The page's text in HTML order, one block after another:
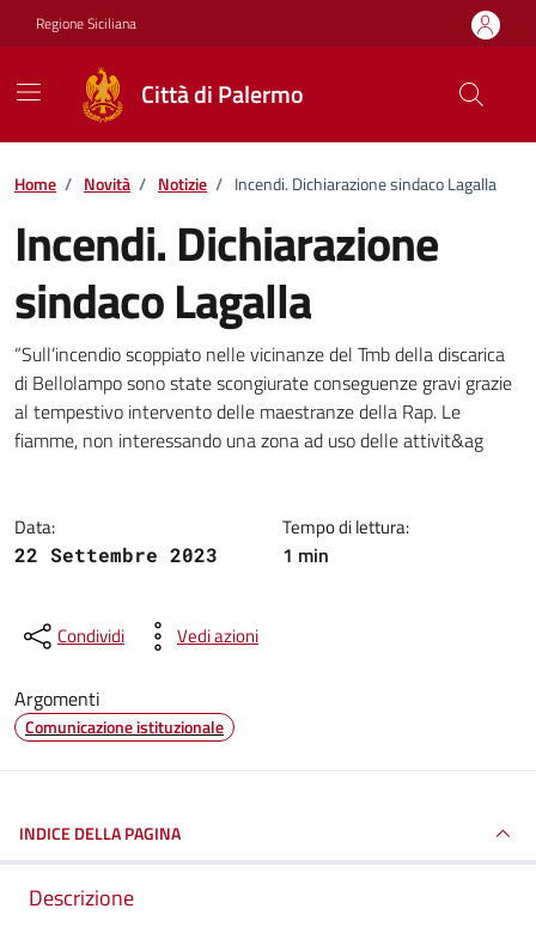
Vai ai contenuti
Vai al footer
Regione Siciliana
Città di Palermo
Home / Novità / Notizie / Incendi. Dichiarazione sindaco Lagalla
Incendi. Dichiarazione
sindaco Lagalla
Dettagli della notizia
“Sull’incendio scoppiato nelle vicinanze del Tmb della discarica
di Bellolampo sono state scongiurate conseguenze gravi grazie
al tempestivo intervento delle maestranze della Rap. Le
fiamme, non interessando una zona ad uso delle attivit&ag
Data:
22 Settembre 2023
Tempo di lettura:
1 min
Condividi Vedi azioni
Argomenti
Comunicazione istituzionale
INDICE DELLA PAGINA
Descrizione